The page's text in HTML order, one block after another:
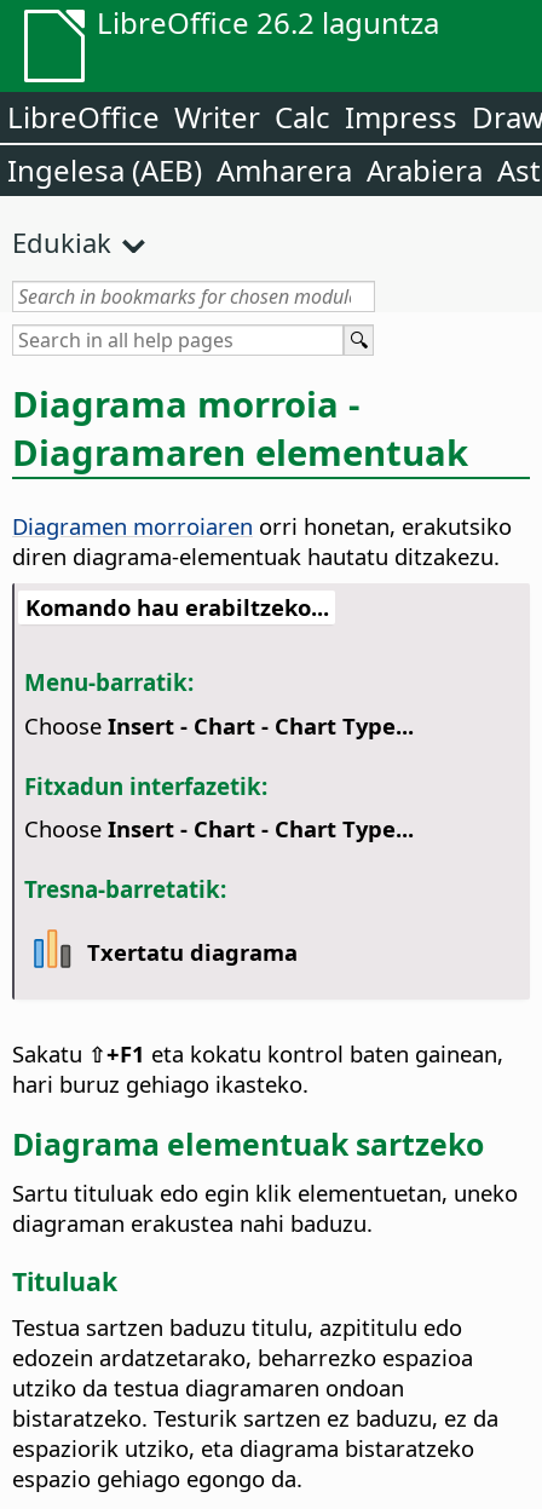
LibreOffice 26.2 laguntza
LibreOffice Writer Calc Impress
Ingelesa (AEB) Amharera Arabiera
Edukiak
Diagrama morroia -
Diagramaren elementuak
Diagramen morroiaren orri honetan, erakutsiko
diren diagrama-elementuak hautatu ditzakezu.
Komando hau erabiltzeko...
Menu-barratik:
Choose Insert - Chart - Chart Type...
Fitxadun interfazetik:
Choose Insert - Chart - Chart Type...
Tresna-barretatik:
Txertatu diagrama
Sakatu ⇧+F1 eta kokatu kontrol baten gainean,
hari buruz gehiago ikasteko.
Diagrama elementuak sartzeko
Sartu tituluak edo egin klik elementuetan, uneko
diagraman erakustea nahi baduzu.
Tituluak
Testua sartzen baduzu titulu, azpititulu edo
edozein ardatzetarako, beharrezko espazioa
utziko da testua diagramaren ondoan
bistaratzeko. Testurik sartzen ez baduzu, ez da
espaziorik utziko, eta diagrama bistaratzeko
espazio gehiago egongo da.